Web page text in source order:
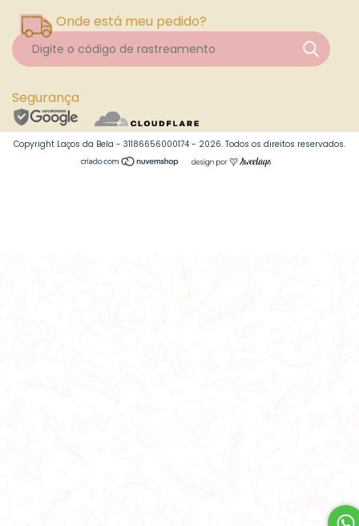
Onde está meu pedido?
Segurança
Copyright Laços da Bela - 31186656000174 - 2026. Todos os direitos reservados.